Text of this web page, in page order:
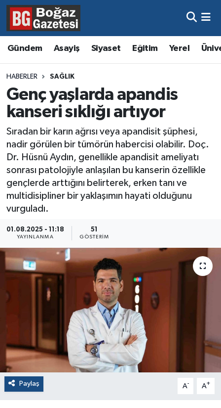
Gündem Asayiş Siyaset Eğitim Yerel
HABERLER SAĞLIK
Genç yaşlarda apandis
kanseri sıklığı artıyor
Sıradan bir karın ağrısı veya apandisit şüphesi,
nadir görülen bir tümörün habercisi olabilir. Doç.
Dr. Hüsnü Aydın, genellikle apandisit ameliyatı
sonrası patolojiyle anlaşılan bu kanserin özellikle
gençlerde arttığını belirterek, erken tanı ve
multidisipliner bir yaklaşımın hayati olduğunu
vurguladı.
01.08.2025 - 11:18
YAYINLANMA
51
GÖSTERIM
Paylaş A- A+
Asayiş
Eğitim
Gündem
Kültür ve Sanat
Magazin
Resmi İlanlar
Sağlık
Hava Durumu
Trafik Durumu
Süper Lig Puan Durumu ve Fikstür
Tüm Manşetler
Son Dakika Haberleri
Haber Arşivi